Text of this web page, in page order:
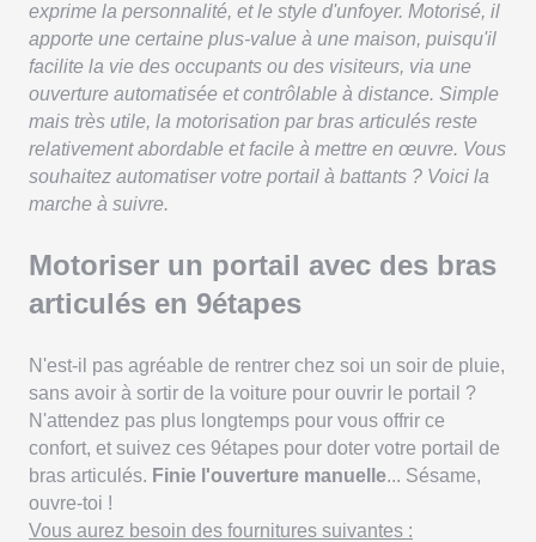
exprime la personnalité, et le style d'unfoyer. Motorisé, il
apporte une certaine plus-value à une maison, puisqu'il
facilite la vie des occupants ou des visiteurs, via une
ouverture automatisée et contrôlable à distance. Simple
mais très utile, la motorisation par bras articulés reste
relativement abordable et facile à mettre en œuvre. Vous
souhaitez automatiser votre portail à battants ? Voici la
marche à suivre.
Motoriser un portail avec des bras
articulés en 9étapes
N'est-il pas agréable de rentrer chez soi un soir de pluie,
sans avoir à sortir de la voiture pour ouvrir le portail ?
N'attendez pas plus longtemps pour vous offrir ce
confort, et suivez ces 9étapes pour doter votre portail de
bras articulés. Finie l'ouverture manuelle... Sésame,
ouvre-toi !
Vous aurez besoin des fournitures suivantes :